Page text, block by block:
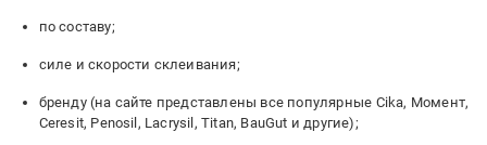
по составу;
силе и скорости склеивания;
бренду (на сайте представлены все популярные Cika, Момент,
Ceresit, Penosil, Lacrysil, Titan, BauGut и другие);